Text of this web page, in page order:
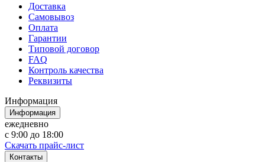
Доставка
Самовывоз
Оплата
Гарантии
Типовой договор
FAQ
Контроль качества
Реквизиты
Информация
Информация
ежедневно
с 9:00 до 18:00
Скачать прайс-лист
Контакты